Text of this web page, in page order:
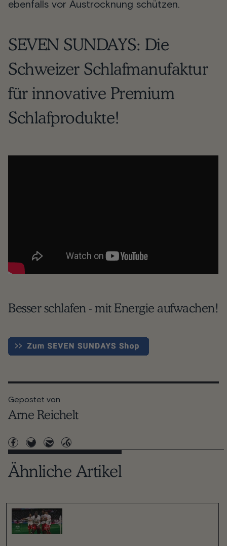
ebenfalls vor Austrocknung schützen.
SEVEN SUNDAYS: Die
Schweizer Schlafmanufaktur
für innovative Premium
Schlafprodukte!
Besser schlafen - mit Energie aufwachen!
Gepostet von
Arne Reichelt
Ähnliche Artikel